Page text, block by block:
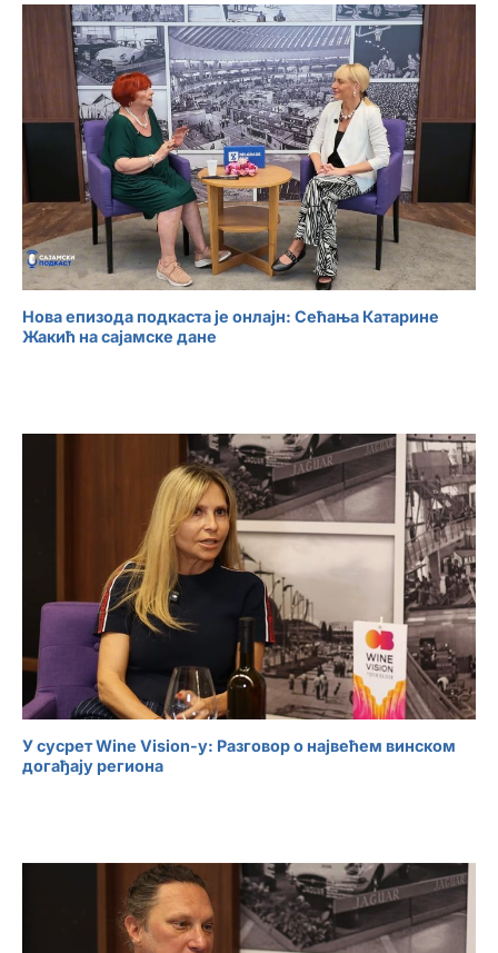
Нова епизода подкаста је онлајн: Сећања Катарине
Жакић на сајамске дане
У сусрет Wine Vision-у: Разговор о највећем винском
догађају региона